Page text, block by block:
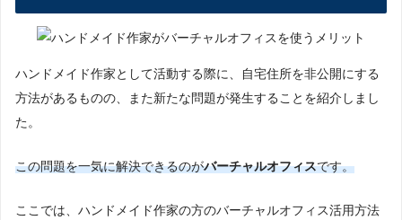
ハンドメイド作家として活動する際に、自宅住所を非公開にする
方法があるものの、また新たな問題が発生することを紹介しまし
た。
この問題を一気に解決できるのがバーチャルオフィスです。
ここでは、ハンドメイド作家の方のバーチャルオフィス活用方法